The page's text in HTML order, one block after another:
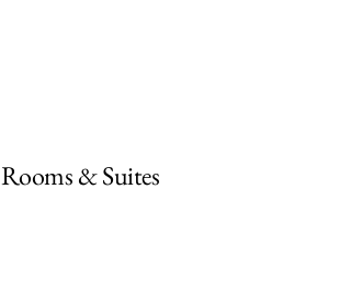
Rooms & Suites